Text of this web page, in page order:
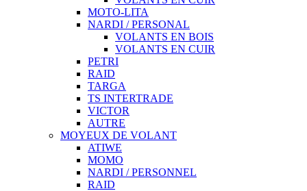
MOTO-LITA
NARDI / PERSONAL
VOLANTS EN BOIS
VOLANTS EN CUIR
PETRI
RAID
TARGA
TS INTERTRADE
VICTOR
AUTRE
MOYEUX DE VOLANT
ATIWE
MOMO
NARDI / PERSONNEL
RAID